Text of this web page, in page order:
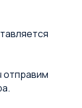
отправим